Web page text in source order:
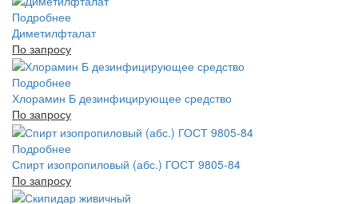
Подробнее
Диметилфталат
По запросу
Подробнее
Хлорамин Б дезинфицирующее средство
По запросу
Подробнее
Спирт изопропиловый (абс.) ГОСТ 9805-84
По запросу